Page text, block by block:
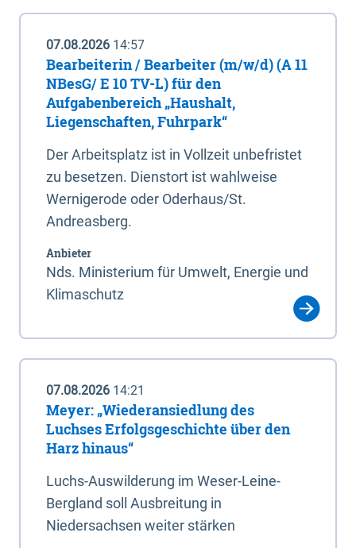
07.08.2026 14:57
Bearbeiterin / Bearbeiter (m/w/d) (A 11
NBesG/ E 10 TV-L) für den
Aufgabenbereich „Haushalt,
Liegenschaften, Fuhrpark“
Der Arbeitsplatz ist in Vollzeit unbefristet
zu besetzen. Dienstort ist wahlweise
Wernigerode oder Oderhaus/St.
Andreasberg.
Anbieter
Nds. Ministerium für Umwelt, Energie und
Klimaschutz
07.08.2026 14:21
Meyer: „Wiederansiedlung des
Luchses Erfolgsgeschichte über den
Harz hinaus“
Luchs-Auswilderung im Weser-Leine-
Bergland soll Ausbreitung in
Niedersachsen weiter stärken